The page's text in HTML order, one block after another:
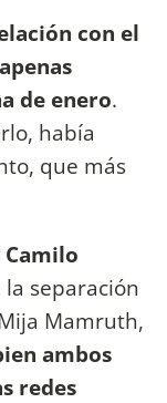
con el
de enero.
había
que más
separación
Mamruth,
ambos
redes